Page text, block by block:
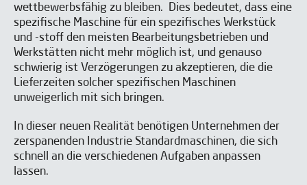
wettbewerbsfähig zu bleiben. Dies bedeutet, dass eine
spezifische Maschine für ein spezifisches Werkstück
und -stoff den meisten Bearbeitungsbetrieben und
Werkstätten nicht mehr möglich ist, und genauso
schwierig ist Verzögerungen zu akzeptieren, die die
Lieferzeiten solcher spezifischen Maschinen
unweigerlich mit sich bringen.
In dieser neuen Realität benötigen Unternehmen der
zerspanenden Industrie Standardmaschinen, die sich
schnell an die verschiedenen Aufgaben anpassen
lassen.
Möchten Sie den
vollständigen Artikel lesen?